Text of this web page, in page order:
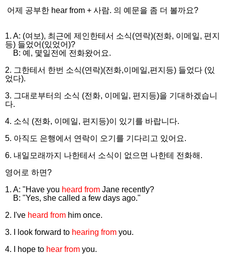
어제 공부한 hear from + 사람. 의 예문을 좀 더 볼까요?
1. A: (여보), 최근에 제인한테서 소식(연락)(전화, 이메일, 편지
등) 들었어(있었어)?
B: 예, 몇일전에 전화왔어요.
2. 그한테서 한번 소식(연락)(전화,이메일,편지등) 들었다 (있
었다).
3. 그대로부터의 소식 (전화, 이메일, 편지등)을 기대하겠습니
다.
4. 소식 (전화, 이메일, 편지등)이 있기를 바랍니다.
5. 아직도 은행에서 연락이 오기를 기다리고 있어요.
6. 내일모래까지 나한테서 소식이 없으면 나한테 전화해.
영어로 하면?
1. A: "Have you heard from Jane recently?
B: "Yes, she called a few days ago."
2. I've heard from him once.
3. I look forward to hearing from you.
4. I hope to hear from you.